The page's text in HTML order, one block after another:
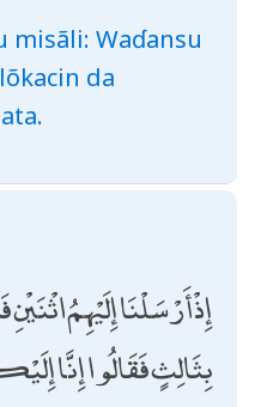
misãli: Waɗansu
da
إِذْ أَرْسَلْنَا إِلَيْهِمُ
بِثَالِثٍ فَقَالُوا إِنَّا